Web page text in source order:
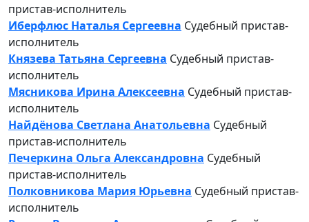
пристав-исполнитель
Иберфлюс Наталья Сергеевна Судебный пристав-
исполнитель
Князева Татьяна Сергеевна Судебный пристав-
исполнитель
Мясникова Ирина Алексеевна Судебный пристав-
исполнитель
Найдёнова Светлана Анатольевна Судебный
пристав-исполнитель
Печеркина Ольга Александровна Судебный
пристав-исполнитель
Полковникова Мария Юрьевна Судебный пристав-
исполнитель